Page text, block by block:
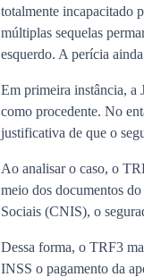
totalmente incapacitado
múltiplas sequelas
esquerdo. A perícia
Em primeira instância, a
como procedente. No
justificativa de que o
Ao analisar o caso, o
meio dos documentos
Sociais (CNIS), o
Dessa forma, o TRF3
INSS o pagamento da